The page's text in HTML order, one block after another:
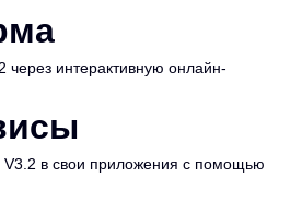
через интерактивную онлайн-
V3.2 в свои приложения с помощью